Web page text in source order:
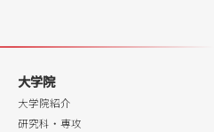
大学院
大学院紹介
研究科・専攻